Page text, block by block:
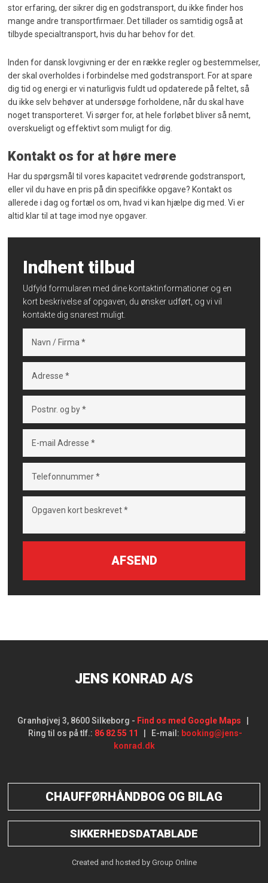
stor erfaring, der sikrer dig en godstransport, du ikke finder hos
mange andre transportfirmaer. Det tillader os samtidig også at
tilbyde specialtransport, hvis du har behov for det.
​Inden for dansk lovgivning er der en række regler og bestemmelser,
der skal overholdes i forbindelse med godstransport. For at spare
dig tid og energi er vi naturligvis fuldt ud opdaterede på feltet, så
du ikke selv behøver at undersøge forholdene, når du skal have
noget transporteret. Vi sørger for, at hele forløbet bliver så nemt,
overskueligt og effektivt som muligt for dig.
Kontakt os for at høre mere
Har du spørgsmål til vores kapacitet vedrørende godstransport,
eller vil du have en pris på din specifikke opgave? Kontakt os
allerede i dag og fortæl os om, hvad vi kan hjælpe dig med. Vi er
altid klar til at tage imod nye opgaver.
Indhent tilbud​
Udfyld formularen med dine kontaktinformationer og en
kort beskrivelse af opgaven, du ønsker udført, og vi vil
kontakte dig snarest muligt.​
JENS KONRAD A/S
Granhøjvej 3, 8600 Silkeborg​ - Find os med Google Maps
Ring til os på tlf.: 86 82 55 11 | E-mail: booking@jens-
konrad.dk
CHAUFFØRHÅNDBOG OG BILAG
SIKKERHEDSDATABLADE
Created and hosted by Group Online